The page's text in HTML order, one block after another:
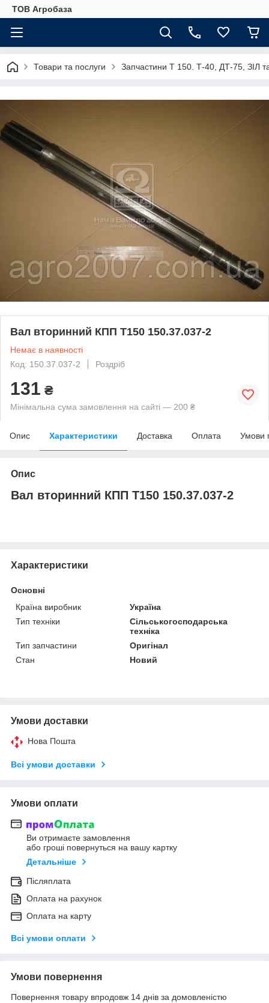
ТОВ Агробаза
Товари та послуги Запчастини Т 150. Т-40, ДТ-75, ЗІЛ
Вал вторинний КПП Т150 150.37.037-2
Немає в наявності
Код: 150.37.037-2
Роздріб
131 ₴
Мінімальна сума замовлення на сайті — 200 ₴
Опис Характеристики Доставка Оплата Умови
Опис
Вал вторинний КПП Т150 150.37.037-2
Характеристики
Основні
Країна виробник
Україна
Тип техніки
Сільськогосподарська
техніка
Тип запчастини
Оригінал
Стан
Новий
Умови доставки
Нова Пошта
Всі умови доставки
Умови оплати
Ви отримаєте замовлення
або гроші повернуться на вашу картку
Детальніше
Післяплата
Оплата на рахунок
Оплата на карту
Всі умови оплати
Умови повернення
Повернення товару впродовж 14 днів за домовленістю